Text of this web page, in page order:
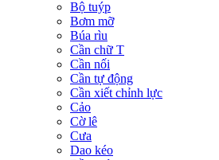
Bộ tuýp
Bơm mỡ
Búa rìu
Cần chữ T
Cần nối
Cần tự động
Cần xiết chỉnh lực
Cảo
Cờ lê
Cưa
Dao kéo